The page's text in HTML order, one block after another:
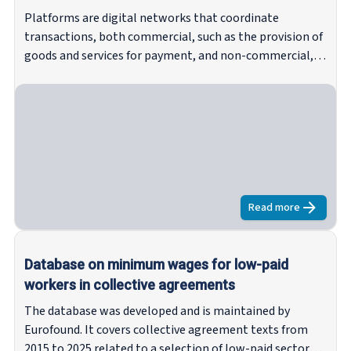
Platforms are digital networks that coordinate
transactions, both commercial, such as the provision of
goods and services for payment, and non-commercial,
employment – platform work, defined as the matching
of supply and demand for paid labour through an online
Read moreabout
Database on minimum wages for low-paid
workers in collective agreements
The database was developed and is maintained by
Eurofound. It covers collective agreement texts from